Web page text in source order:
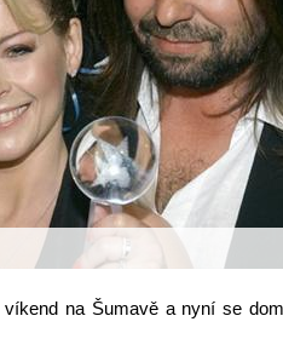
na Šumavě a nyní se